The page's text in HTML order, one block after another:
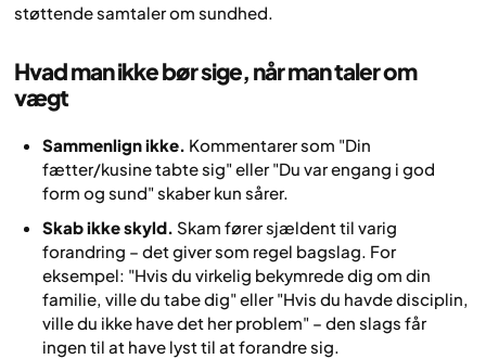
støttende samtaler om sundhed.
Hvad man ikke bør sige, når man taler om
vægt
Sammenlign ikke. Kommentarer som "Din
fætter/kusine tabte sig" eller "Du var engang i god
form og sund" skaber kun sårer.
Skab ikke skyld. Skam fører sjældent til varig
forandring – det giver som regel bagslag. For
eksempel: "Hvis du virkelig bekymrede dig om din
familie, ville du tabe dig" eller "Hvis du havde disciplin,
ville du ikke have det her problem" – den slags får
ingen til at have lyst til at forandre sig.